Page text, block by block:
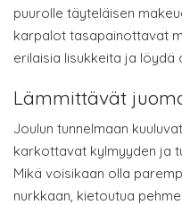
puurolle täyteläisen
karpalot tasapainottavat
erilaisia lisukkeita ja löydä
Lämmittävät
Joulun tunnelmaan
karkottavat kylmyyden ja
Mikä voisikaan olla
nurkkaan, kietoutua